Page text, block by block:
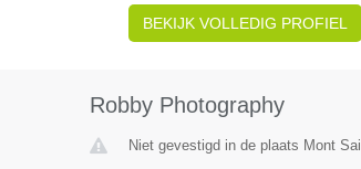
BEKIJK VOLLEDIG PROFIEL
Robby Photography
Niet gevestigd in de plaats Mont